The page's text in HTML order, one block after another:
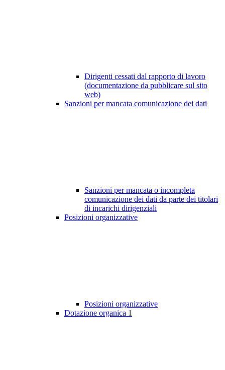
Dirigenti cessati dal rapporto di lavoro
(documentazione da pubblicare sul sito
web)
Sanzioni per mancata comunicazione dei dati
Sanzioni per mancata o incompleta
comunicazione dei dati da parte dei titolari
di incarichi dirigenziali
Posizioni organizzative
Posizioni organizzative
Dotazione organica 1